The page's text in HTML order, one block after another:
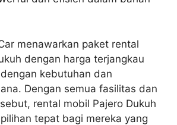
menawarkan paket rental
dengan harga terjangkau
kebutuhan dan
Dengan semua fasilitas dan
rental mobil Pajero Dukuh
tepat bagi mereka yang